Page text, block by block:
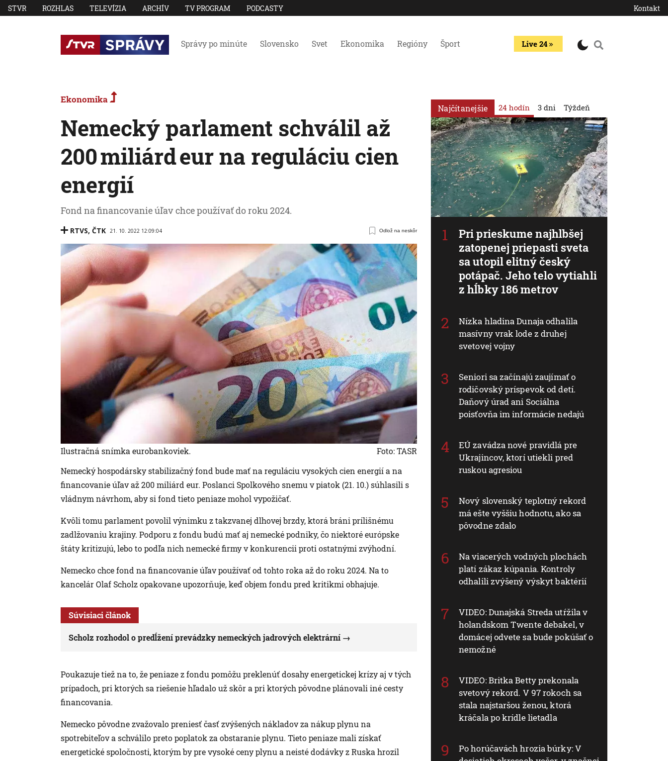
STVR ROZHLAS TELEVÍZIA ARCHÍV TV PROGRAM PODCASTY Kontakt
Správy po minúte Slovensko Svet Ekonomika Regióny Šport Live 24
Ekonomika
Nemecký parlament schválil až
200 miliárd eur na reguláciu cien
energií
Fond na financovanie úľav chce používať do roku 2024.
RTVS, ČTK 21. 10. 2022 12:09:04 Odlož na neskôr
Ilustračná snímka eurobankoviek.
Foto: TASR
Nemecký hospodársky stabilizačný fond bude mať na reguláciu vysokých cien energií a na
financovanie úľav až 200 miliárd eur. Poslanci Spolkového snemu v piatok (21. 10.) súhlasili s
vládnym návrhom, aby si fond tieto peniaze mohol vypožičať.
Kvôli tomu parlament povolil výnimku z takzvanej dlhovej brzdy, ktorá bráni prílišnému
zadlžovaniu krajiny. Podporu z fondu budú mať aj nemecké podniky, čo niektoré európske
štáty kritizujú, lebo to podľa nich nemecké firmy v konkurencii proti ostatnými zvýhodní.
Nemecko chce fond na financovanie úľav používať od tohto roka až do roku 2024. Na to
kancelár Olaf Scholz opakovane upozorňuje, keď objem fondu pred kritikmi obhajuje.
Súvisiaci článok
Scholz rozhodol o predĺžení prevádzky nemeckých jadrových elektrární
Poukazuje tiež na to, že peniaze z fondu pomôžu preklenúť dosahy energetickej krízy aj v tých
prípadoch, pri ktorých sa riešenie hľadalo už skôr a pri ktorých pôvodne plánovali iné cesty
financovania.
Nemecko pôvodne zvažovalo preniesť časť zvýšených nákladov za nákup plynu na
spotrebiteľov a schválilo preto poplatok za obstaranie plynu. Tieto peniaze mali získať
energetické spoločnosti, ktorým by pre vysoké ceny plynu a neisté dodávky z Ruska hrozil
Najčítanejšie 24 hodín
Pri prieskume najhlbšej
zatopenej priepasti sveta
sa utopil elitný český
potápač. Jeho telo vytiahli
z hĺbky 186 metrov
Nízka hladina Dunaja odhalila
masívny vrak lode z druhej
svetovej vojny
Seniori sa začínajú zaujímať o
rodičovský príspevok od detí.
Daňový úrad ani Sociálna
poisťovňa im informácie nedajú
EÚ zavádza nové pravidlá pre
Ukrajincov, ktorí utiekli pred
ruskou agresiou
Nový slovenský teplotný rekord
má ešte vyššiu hodnotu, ako sa
pôvodne zdalo
Na viacerých vodných plochách
platí zákaz kúpania. Kontroly
odhalili zvýšený výskyt baktérií
VIDEO: Dunajská Streda utŕžila v
holandskom Twente debakel, v
domácej odvete sa bude pokúšať o
nemožné
VIDEO: Britka Betty prekonala
svetový rekord. V 97 rokoch sa
stala najstaršou ženou, ktorá
kráčala po krídle lietadla
Po horúčavách hrozia búrky: V
3 dni Týždeň